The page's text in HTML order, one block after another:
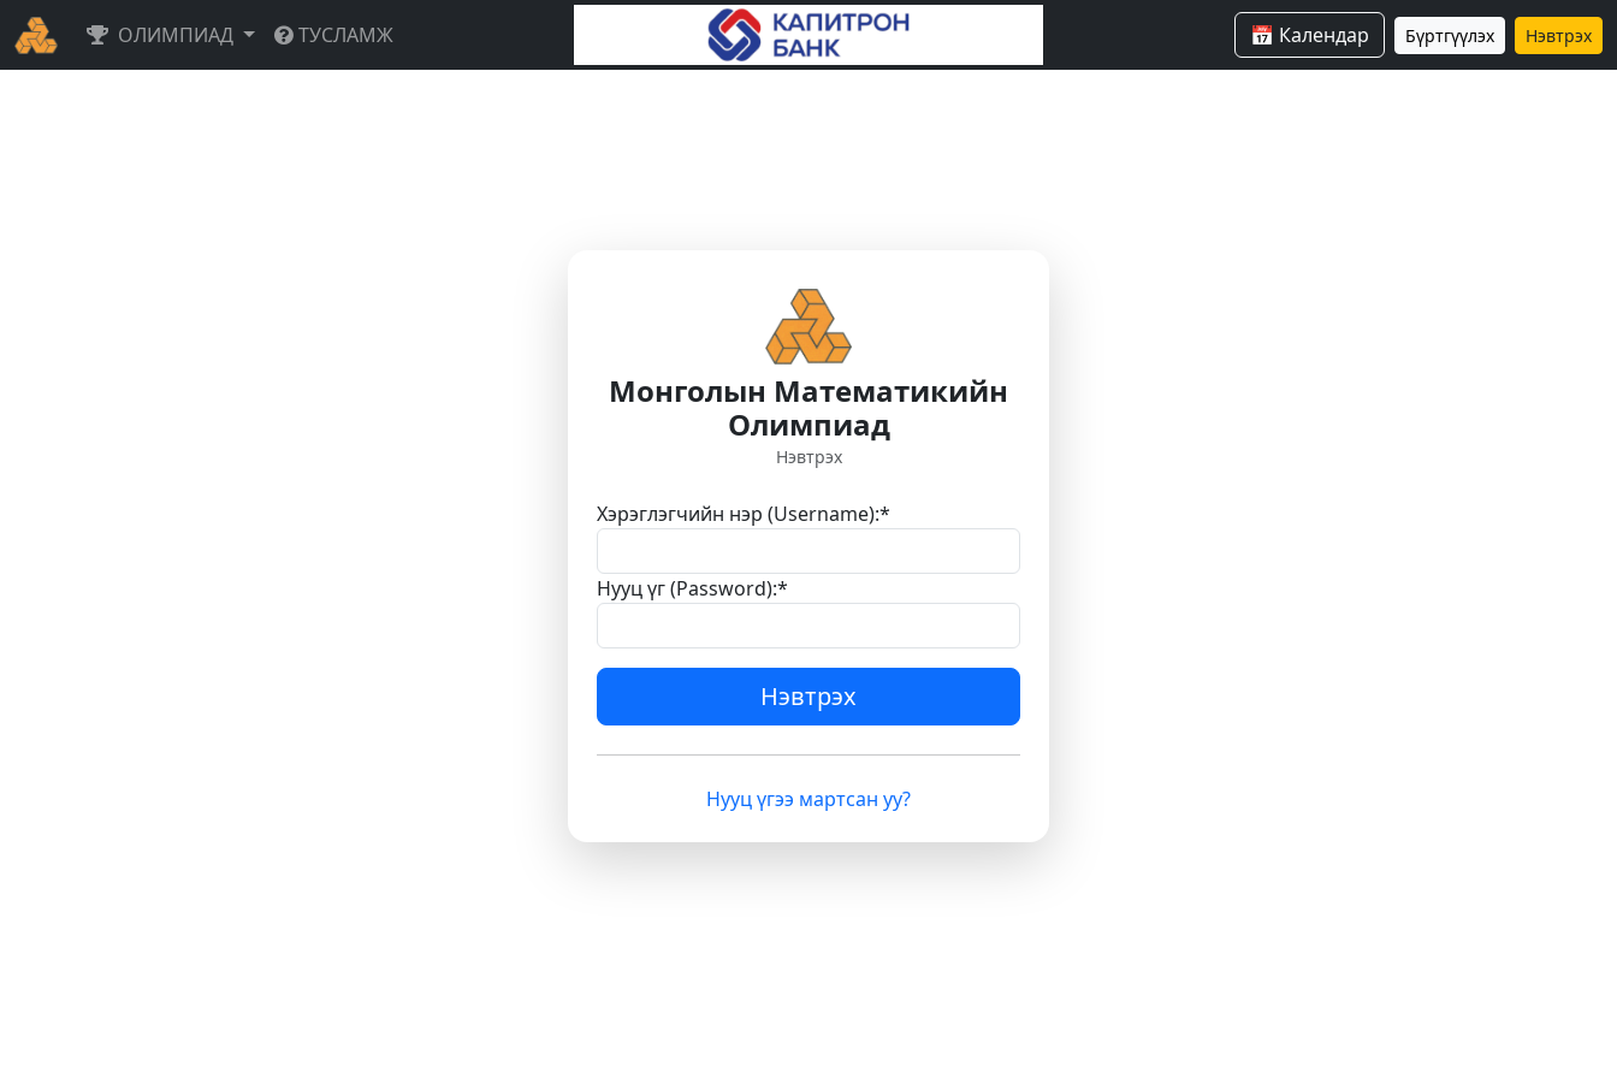
ОЛИМПИАД ТУСЛАМЖ 📅 Календар Бүртгүүлэх Нэвтрэх
Монголын Математикийн
Олимпиад
Нэвтрэх
Хэрэглэгчийн нэр (Username):*
Нууц үг (Password):*
Нэвтрэх
Нууц үгээ мартсан уу?